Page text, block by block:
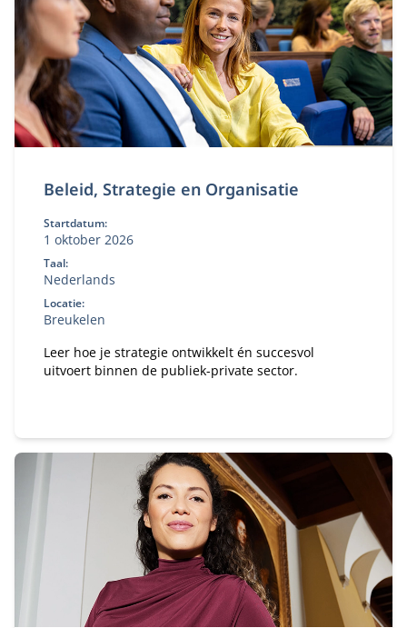
Beleid, Strategie en Organisatie
Startdatum:
1 oktober 2026
Taal:
Nederlands
Locatie:
Breukelen
Leer hoe je strategie ontwikkelt én succesvol
uitvoert binnen de publiek-private sector.